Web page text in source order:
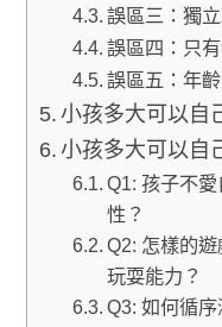
誤區三：獨
誤區四：只
誤區五：年
小孩多大可以自
小孩多大可以自
Q1: 孩子不
性？
Q2: 怎樣的
玩耍能力？
Q3: 如何循